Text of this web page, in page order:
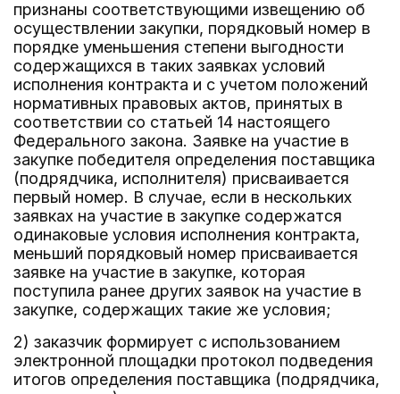
признаны соответствующими извещению об
осуществлении закупки, порядковый номер в
порядке уменьшения степени выгодности
содержащихся в таких заявках условий
исполнения контракта и с учетом положений
нормативных правовых актов, принятых в
соответствии со статьей 14 настоящего
Федерального закона. Заявке на участие в
закупке победителя определения поставщика
(подрядчика, исполнителя) присваивается
первый номер. В случае, если в нескольких
заявках на участие в закупке содержатся
одинаковые условия исполнения контракта,
меньший порядковый номер присваивается
заявке на участие в закупке, которая
поступила ранее других заявок на участие в
закупке, содержащих такие же условия;
2) заказчик формирует с использованием
электронной площадки протокол подведения
итогов определения поставщика (подрядчика,